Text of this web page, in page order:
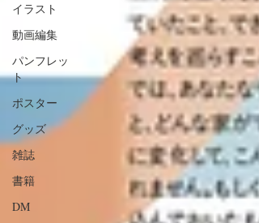
イラスト
動画編集
パンフレッ
ト
ポスター
グッズ
雑誌
書籍
DM